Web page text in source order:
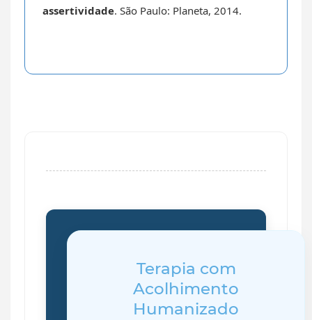
assertividade. São Paulo: Planeta, 2014.
Terapia com
Acolhimento
Humanizado